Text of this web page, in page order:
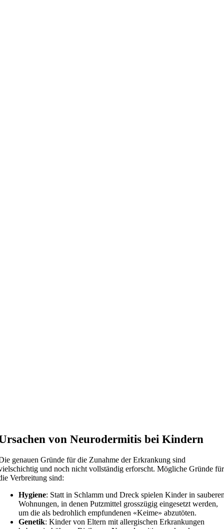
von Neurodermitis bei Kindern
genauen Gründe für die Zunahme der Erkrankung sind
und noch nicht vollständig erforscht. Mögliche Gründe für
Verbreitung sind:
Hygiene: Statt in Schlamm und Dreck spielen Kinder in
Wohnungen, in denen Putzmittel grosszügig eingesetzt werden,
um die als bedrohlich empfundenen «Keime» abzutöten.
Genetik: Kinder von Eltern mit allergischen Erkrankungen